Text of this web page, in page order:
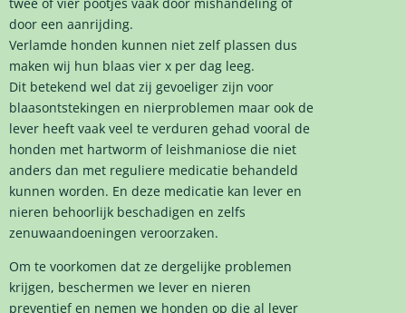
door een aanrijding.
Verlamde honden kunnen niet zelf plassen dus
maken wij hun blaas vier x per dag leeg.
Dit betekend wel dat zij gevoeliger zijn voor
blaasontstekingen en nierproblemen maar ook de
lever heeft vaak veel te verduren gehad vooral de
honden met hartworm of leishmaniose die niet
anders dan met reguliere medicatie behandeld
kunnen worden. En deze medicatie kan lever en
nieren behoorlijk beschadigen en zelfs
zenuwaandoeningen veroorzaken.
Om te voorkomen dat ze dergelijke problemen
krijgen, beschermen we lever en nieren
preventief en nemen we honden op die al lever